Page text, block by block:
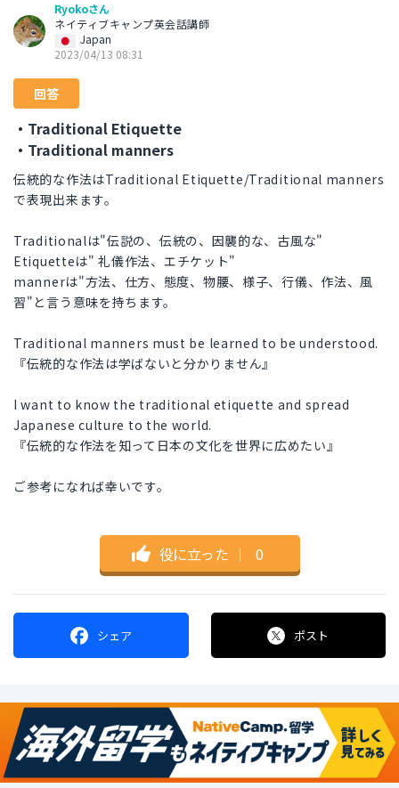
Ryokoさん
ネイティブキャンプ英会話講師
Japan
2023/04/13 08:31
回答
・Traditional Etiquette
・Traditional manners
伝統的な作法はTraditional Etiquette/Traditional manners
で表現出来ます。
Traditionalは"伝説の、伝統の、因襲的な、古風な"
Etiquetteは" 礼儀作法、エチケット"
mannerは"方法、仕方、態度、物腰、様子、行儀、作法、風
習"と言う意味を持ちます。
Traditional manners must be learned to be understood.
『伝統的な作法は学ばないと分かりません』
I want to know the traditional etiquette and spread
Japanese culture to the world.
『伝統的な作法を知って日本の文化を世界に広めたい』
ご参考になれば幸いです。
役に立った ｜ 0
シェア ポスト